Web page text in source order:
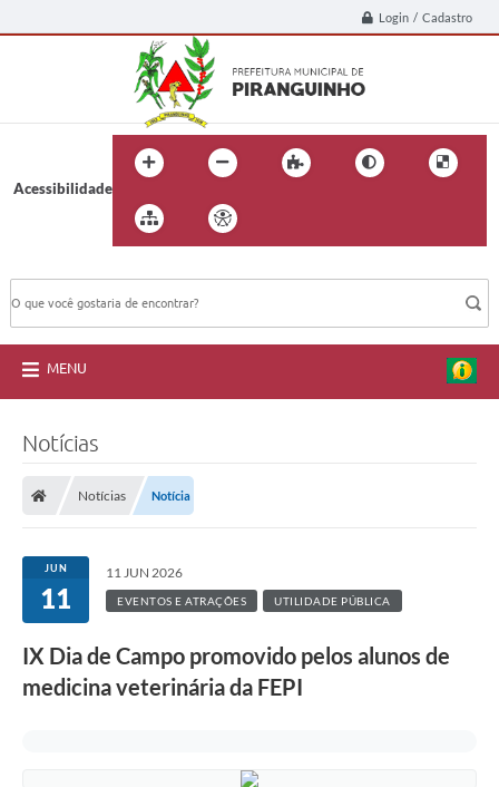
Login / Cadastro
Acessibilidade
MENU
Notícias
Notícias Notícia
JUN
11
11 JUN 2026
EVENTOS E ATRAÇÕES UTILIDADE PÚBLICA
IX Dia de Campo promovido pelos alunos de
medicina veterinária da FEPI